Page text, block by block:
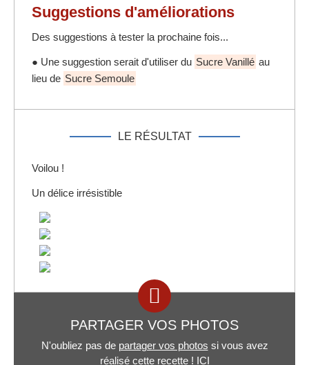
Suggestions d'améliorations
Des suggestions à tester la prochaine fois...
● Une suggestion serait d'utiliser du Sucre Vanillé au
lieu de Sucre Semoule
LE RÉSULTAT
Voilou !
Un délice irrésistible
PARTAGER VOS PHOTOS
N'oubliez pas de partager vos photos si vous avez
réalisé cette recette ! ICI